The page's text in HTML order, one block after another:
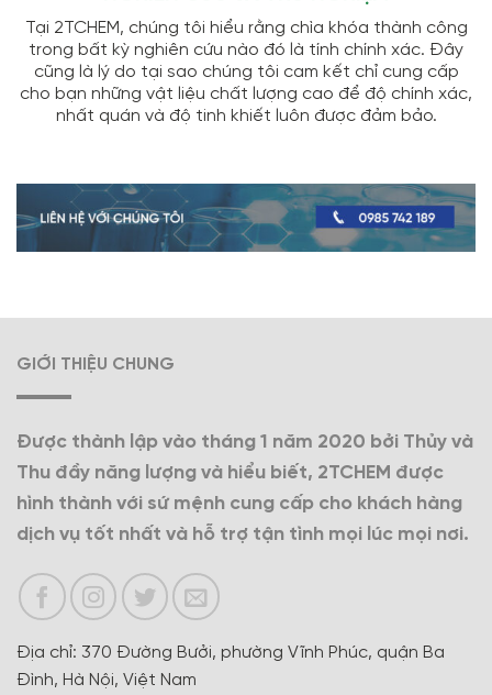
Tại 2TCHEM, chúng tôi hiểu rằng chìa khóa thành công
trong bất kỳ nghiên cứu nào đó là tính chính xác. Đây
cũng là lý do tại sao chúng tôi cam kết chỉ cung cấp
cho bạn những vật liệu chất lượng cao để độ chính xác,
nhất quán và độ tinh khiết luôn được đảm bảo.
GIỚI THIỆU CHUNG
Được thành lập vào tháng 1 năm 2020 bởi Thủy và
Thu đầy năng lượng và hiểu biết, 2TCHEM được
hình thành với sứ mệnh cung cấp cho khách hàng
dịch vụ tốt nhất và hỗ trợ tận tình mọi lúc mọi nơi.
Địa chỉ: 370 Đường Bưởi, phường Vĩnh Phúc, quận Ba
Đình, Hà Nội, Việt Nam